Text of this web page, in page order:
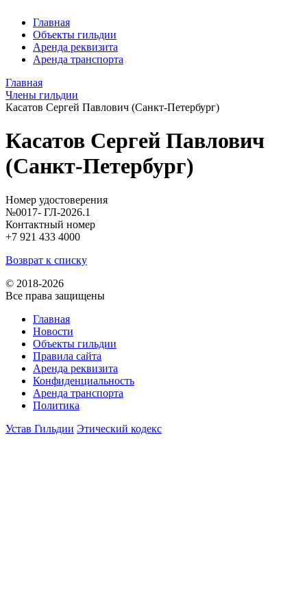
Главная
Объекты гильдии
Аренда реквизита
Аренда транспорта
Главная
Члены гильдии
Касатов Сергей Павлович (Санкт-Петербург)
Касатов Сергей Павлович
(Санкт-Петербург)
Номер удостоверения
№0017- ГЛ-2026.1
Контактный номер
+7 921 433 4000
Возврат к списку
© 2018-2026
Все права защищены
Главная
Новости
Объекты гильдии
Правила сайта
Аренда реквизита
Конфиденциальность
Аренда транспорта
Политика
Устав Гильдии Этический кодекс